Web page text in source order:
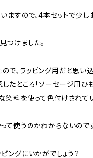
ますので、4本セットで少し
つけました。
で、ラッピング用だと思い
たところ「ソーセージ用ひ
染料を使って色付けされて
て使うのかわからないのです
ングにいかがでしょう？